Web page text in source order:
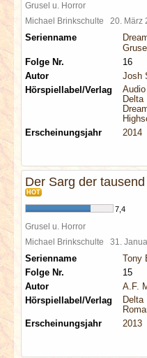
Grusel u. Horror
Michael Brinkschulte 20. März
Serienname
Grusel
Folge Nr.
16
Autor
Josh
Hörspiellabel/Verlag
Audio
Delta
Erscheinungsjahr
2014
Der Sarg der tausend
HOT
7,4
Grusel u. Horror
Michael Brinkschulte 31.
Serienname
Tony
Folge Nr.
15
Autor
A.F.
Hörspiellabel/Verlag
Delta
Erscheinungsjahr
2013